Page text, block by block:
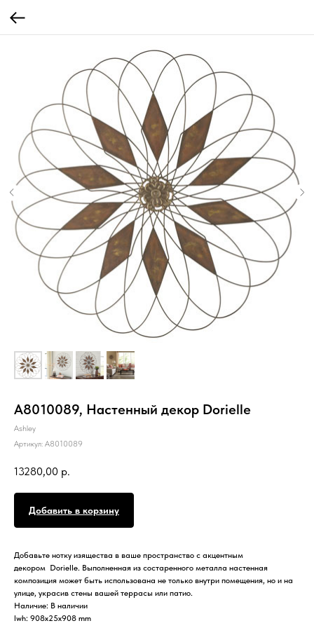
A8010089, Настенный декор Dorielle
Ashley
Артикул: A8010089
13280,00 р.
Добавить в корзину
Добавьте нотку изящества в ваше пространство с акцентным
декором Dorielle. Выполненная из состаренного металла настенная
композиция может быть использована не только внутри помещения, но и на
улице, украсив стены вашей террасы или патио.
Наличие: В наличии
lwh: 908x25x908 mm